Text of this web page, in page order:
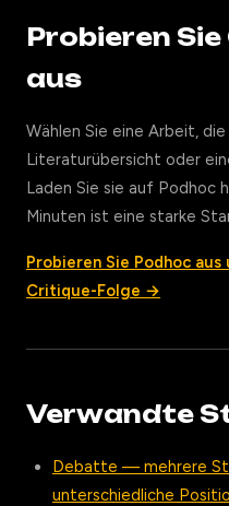
Probieren
aus
Wählen Sie eine Arbeit,
Literaturübersicht oder
Laden Sie sie auf Podhoc
Minuten ist eine starke
Probieren Sie Podhoc
Critique-Folge →
Verwandte
Debatte — mehrere
unterschiedliche